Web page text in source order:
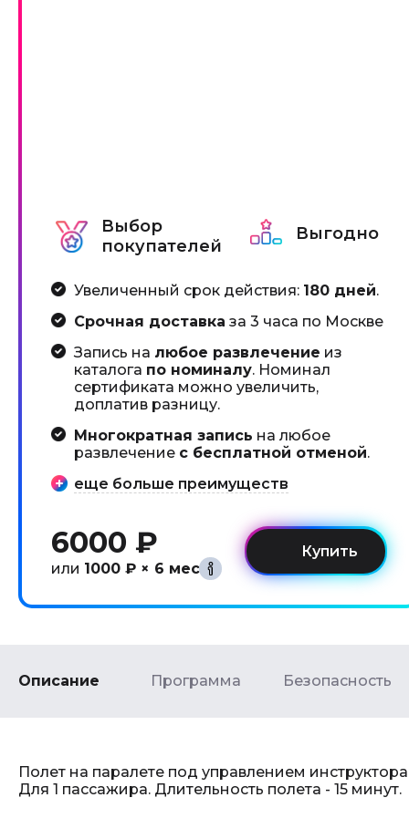
Выбор
покупателей
Выгодно
Увеличенный срок действия: 180 дней.
Срочная доставка за 3 часа по Москве
Запись на любое развлечение из
каталога по номиналу. Номинал
сертификата можно увеличить,
доплатив разницу.
Многократная запись на любое
развлечение с бесплатной отменой.
еще больше преимуществ
6000 ₽
или 1000 ₽ × 6 мес
Описание Программа Безопасность
Полет на паралете под управлением
Для 1 пассажира. Длительность полета - 15 минут.